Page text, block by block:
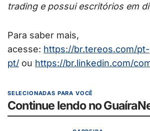
trading e possui escritórios em
Para saber mais,
acesse: https://br.tereos.com/pt-
pt/ ou https://br.linkedin.com/
SELECIONADAS PARA VOCÊ
Continue lendo no